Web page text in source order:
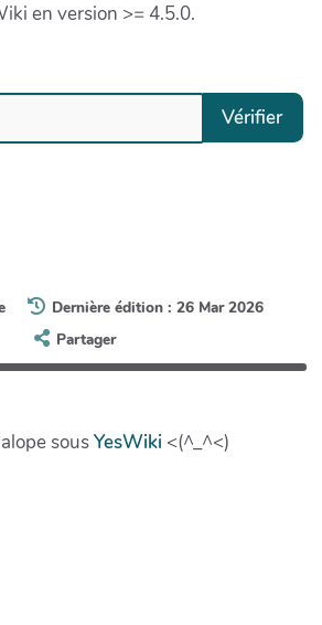
en version >= 4.5.0.
Vérifier
Dernière édition : 26 Mar 2026
Partager
sousYesWiki <(^_^<)